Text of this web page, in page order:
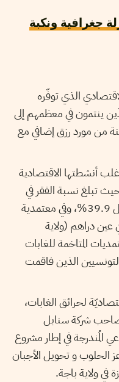
جغرافية ونكبة
الذي توفّره
ينتمون في معظمهم إلى
من مورد رزق إضافي مع
أنشطتها الاقتصادية
تبلغ نسبة الفقر في
سجنان (ولاية بنزرت) على سبيل المثال 39.9%، وفي معتمدية
(ولاية باجة) 37.7%، و27.2 في عين دراهم (ولاية
المتاخمة للغابات
التونسيين الذين فاقمت
لحرائق الغابات،
شركة سنابل
المُندرجة في إطار مشروع
الحلوب و تحويل الأجبان
في ولاية باجة.